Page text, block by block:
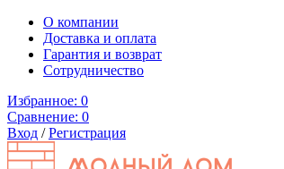
О компании
Доставка и оплата
Гарантия и возврат
Сотрудничество
Избранное: 0
Сравнение: 0
Вход /Регистрация